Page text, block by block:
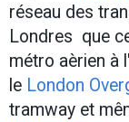
réseau des
Londres que
métro aèrien à
le London
tramway et